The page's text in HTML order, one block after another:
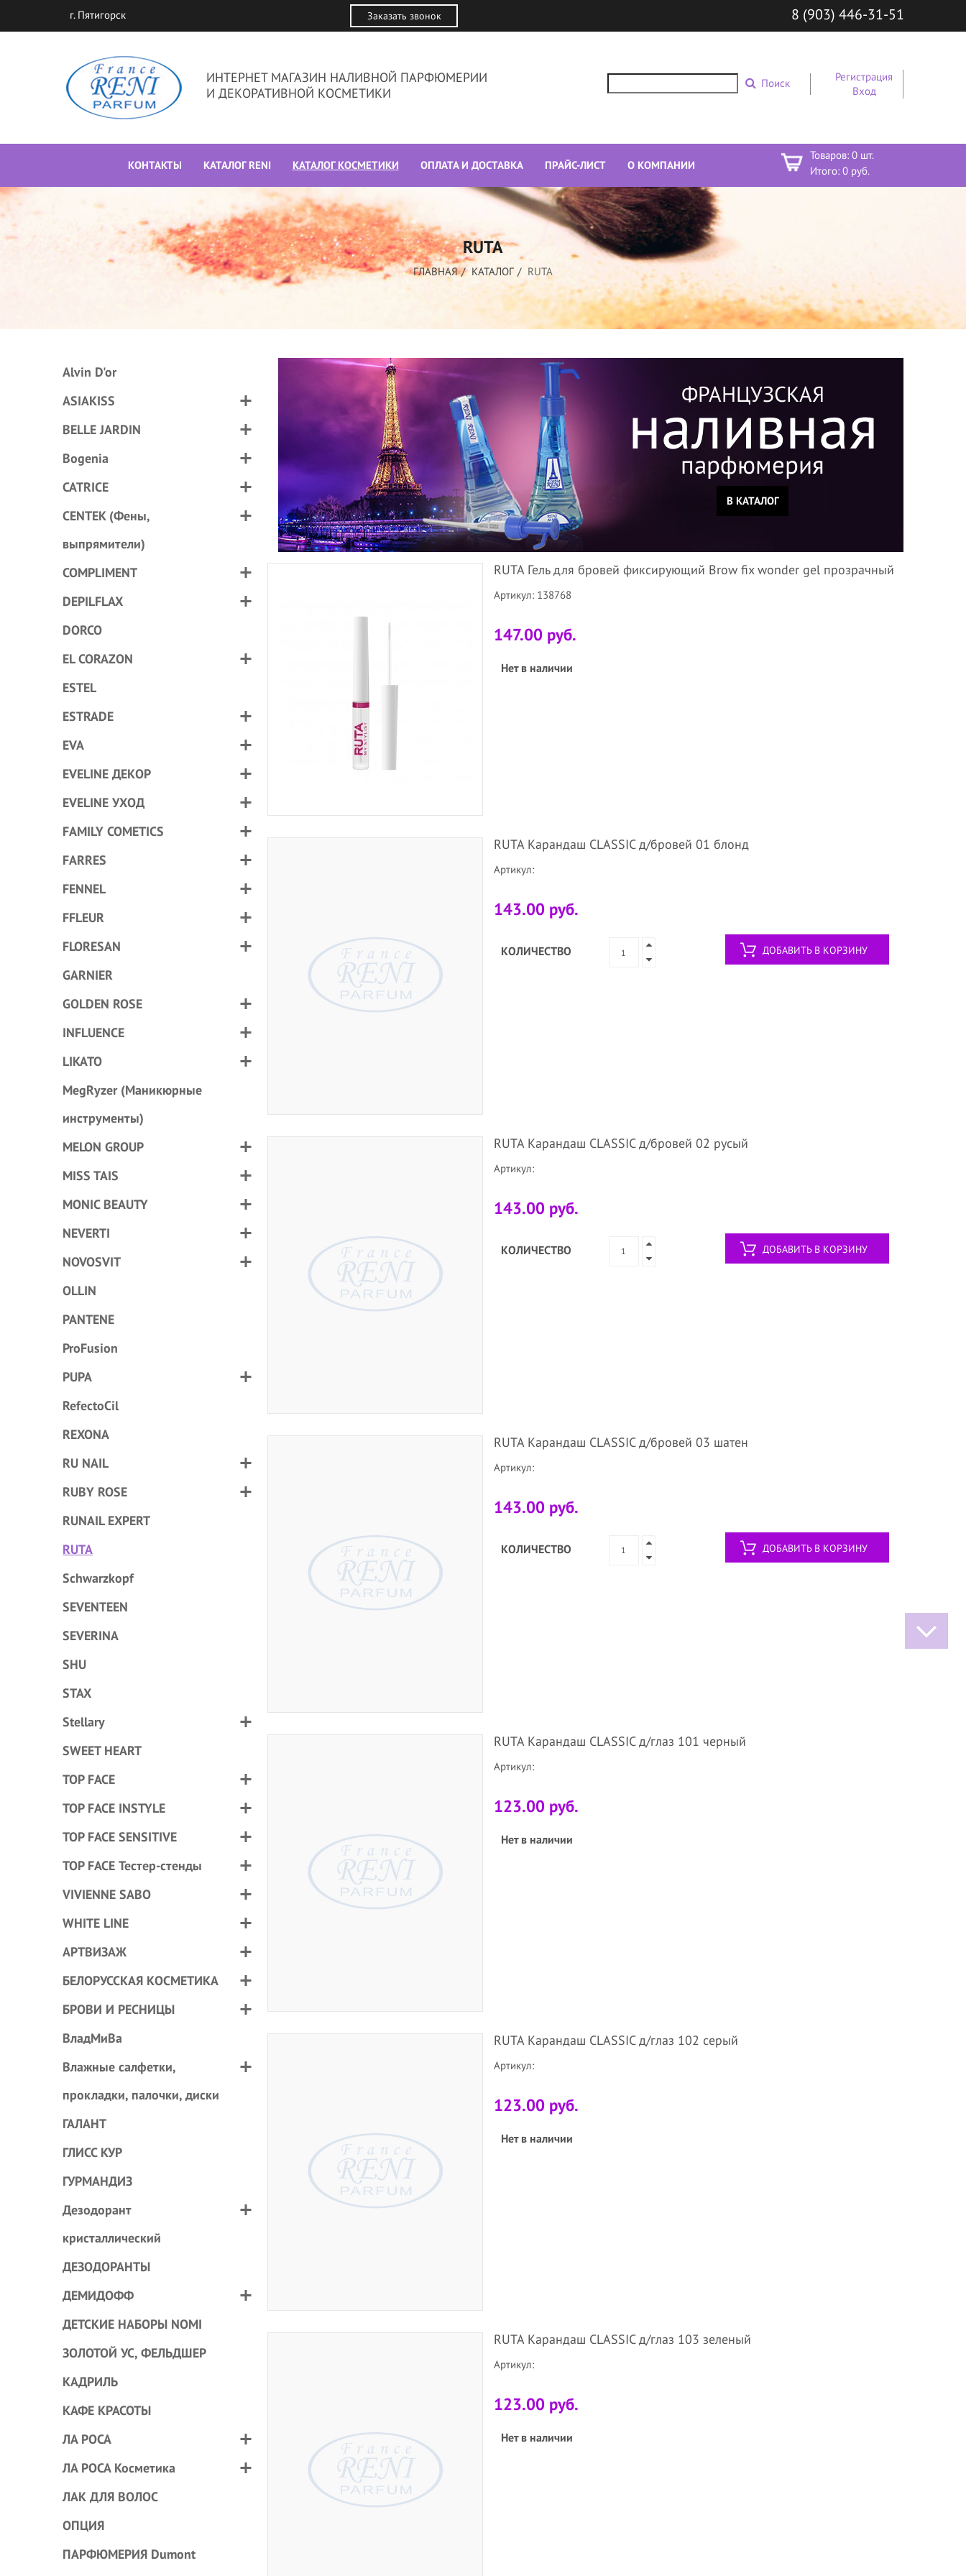
г. Пятигорск Заказать звонок 8 (903) 446-31-51
ИНТЕРНЕТ МАГАЗИН НАЛИВНОЙ ПАРФЮМЕРИИ
И ДЕКОРАТИВНОЙ КОСМЕТИКИ
Поиск
Регистрация
Вход
КОНТАКТЫ КАТАЛОГ RENI КАТАЛОГ КОСМЕТИКИ ОПЛАТА И ДОСТАВКА ПРАЙС-ЛИСТ О КОМПАНИИ
Товаров: 0 шт.
Итого: 0 руб.
RUTA
ГЛАВНАЯ КАТАЛОГ RUTA
Alvin D'or
ASIAKISS
BELLE JARDIN
Bogenia
CATRICE
CENTEK (Фены,
выпрямители)
COMPLIMENT
DEPILFLAX
DORCO
EL CORAZON
ESTEL
ESTRADE
EVA
EVELINE ДЕКОР
EVELINE УХОД
FAMILY COMETICS
FARRES
FENNEL
FFLEUR
FLORESAN
GARNIER
GOLDEN ROSE
INFLUENCE
LIKATO
MegRyzer (Маникюрные
инструменты)
MELON GROUP
MISS TAIS
MONIC BEAUTY
NEVERTI
NOVOSVIT
OLLIN
PANTENE
ProFusion
PUPA
RefectoCil
REXONA
RU NAIL
RUBY ROSE
RUNAIL EXPERT
RUTA
Schwarzkopf
SEVENTEEN
SEVERINA
SHU
STAX
Stellary
SWEET HEART
TOP FACE
TOP FACE INSTYLE
TOP FACE SENSITIVE
TOP FACE Тестер-стенды
VIVIENNE SABO
WHITE LINE
АРТВИЗАЖ
БЕЛОРУССКАЯ КОСМЕТИКА
БРОВИ И РЕСНИЦЫ
ВладМиВа
Влажные салфетки,
прокладки, палочки, диски
ГАЛАНТ
ГЛИСС КУР
ГУРМАНДИЗ
Дезодорант
кристаллический
ДЕЗОДОРАНТЫ
ДЕМИДОФФ
ДЕТСКИЕ НАБОРЫ NOMI
ЗОЛОТОЙ УС, ФЕЛЬДШЕР
КАДРИЛЬ
КАФЕ КРАСОТЫ
ЛА РОСА
ЛА РОСА Косметика
ЛАК ДЛЯ ВОЛОС
ОПЦИЯ
ПАРФЮМЕРИЯ Dumont
ФРАНЦУЗСКАЯ
наливная
парфюмерия
В КАТАЛОГ
RUTA Гель для бровей фиксирующий Brow fix wonder gel прозрачный
Артикул: 138768
147.00 руб.
Нет в наличии
RUTA Карандаш CLASSIC д/бровей 01 блонд
Артикул:
143.00 руб.
КОЛИЧЕСТВО ДОБАВИТЬ В КОРЗИНУ
RUTA Карандаш CLASSIC д/бровей 02 русый
Артикул:
143.00 руб.
КОЛИЧЕСТВО ДОБАВИТЬ В КОРЗИНУ
RUTA Карандаш CLASSIC д/бровей 03 шатен
Артикул:
143.00 руб.
КОЛИЧЕСТВО ДОБАВИТЬ В КОРЗИНУ
RUTA Карандаш CLASSIC д/глаз 101 черный
Артикул:
123.00 руб.
Нет в наличии
RUTA Карандаш CLASSIC д/глаз 102 серый
Артикул:
123.00 руб.
Нет в наличии
RUTA Карандаш CLASSIC д/глаз 103 зеленый
Артикул:
123.00 руб.
Нет в наличии